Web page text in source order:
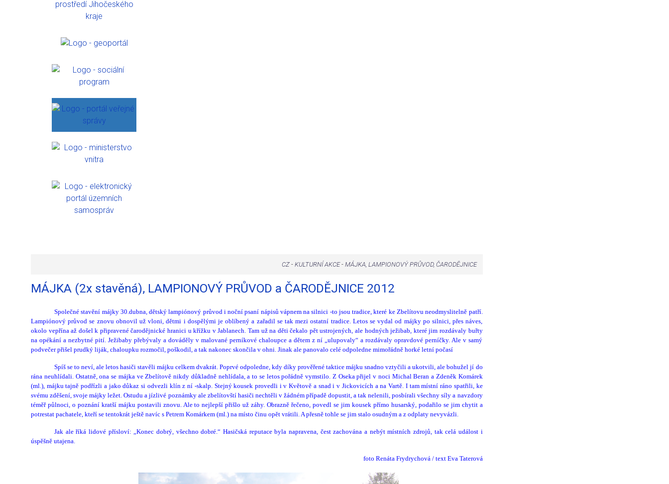
CZ -KULTURNÍ AKCE-MÁJKA, LAMPIONOVÝ PRŮVOD, ČARODĚJNICE
MÁJKA (2x stavěná), LAMPIONOVÝ PRŮVOD a ČARODĚJNICE 2012
Společné stavění májky 30.dubna, dětský lampiónový průvod i noční psaní nápisů vápnem na silnici -to jsou tradice, které ke Zbelítovu neodmyslitelně patří.
Lampiónový průvod se znovu obnovil už vloni, dětmi i dospělými je oblíbený a zařadil se tak mezi ostatní tradice. Letos se vydal od májky po silnici, přes náves,
okolo vepřína až došel k připravené čarodějnické hranici u křížku v Jablanech. Tam už na děti čekalo pět ustrojených, ale hodných ježibab, které jim rozdávaly buřty
na opékání a nezbytné pití. Ježibaby přebývaly a dováděly v malované perníkové chaloupce a dětem z ní „ulupovaly“ a rozdávaly opravdové perníčky. Ale v samý
podvečer přišel prudký liják, chaloupku rozmočil, poškodil, a tak nakonec skončila v ohni. Jinak ale panovalo celé odpoledne mimořádně horké letní počasí
Spíš se to neví, ale letos hasiči stavěli májku celkem dvakrát. Poprvé odpoledne, kdy díky prověřené taktice májku snadno vztyčili a ukotvili, ale bohužel jí do
rána neuhlídali. Ostatně, ona se májka ve Zbelítově nikdy důkladně nehlídala, a to se letos pořádně vymstilo. Z Oseka přijel v noci Michal Beran a Zdeněk Komárek
(ml.), májku tajně podřízli a jako důkaz si odvezli klín z ní -skalp. Stejný kousek provedli i v Květově a snad i v Jickovicích a na Vartě. I tam místní ráno spatřili, ke
svému zděšení, svoje májky ležet. Ostudu a jízlivé poznámky ale zbelítovští hasiči nechtěli v žádném případě dopustit, a tak nelenili, posbírali všechny síly a navzdory
téměř půlnoci, o poznání kratší májku postavili znovu. Ale to nejlepší přišlo už záhy. Obrazně řečeno, povedl se jim kousek přímo husarský, podařilo se jim chytit a
potrestat pachatele, kteří se tentokrát ještě navíc s Petrem Komárkem (ml.) na místo činu opět vrátili. A přesně tohle se jim stalo osudným a z odplaty nevyvázli.
Jak ale říká lidové přísloví: „Konec dobrý, všechno dobré.“ Hasičská reputace byla napravena, čest zachována a nebýt místních zdrojů, tak celá událost i
úspěšně utajena.
foto Renáta Frydrychová / text Eva Taterová